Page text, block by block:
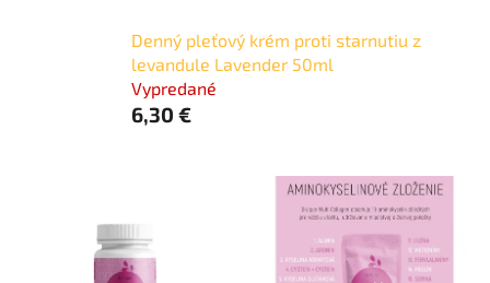
Denný pleťový krém proti starnutiu z
levandule Lavender 50ml
Vypredané
6,30 €